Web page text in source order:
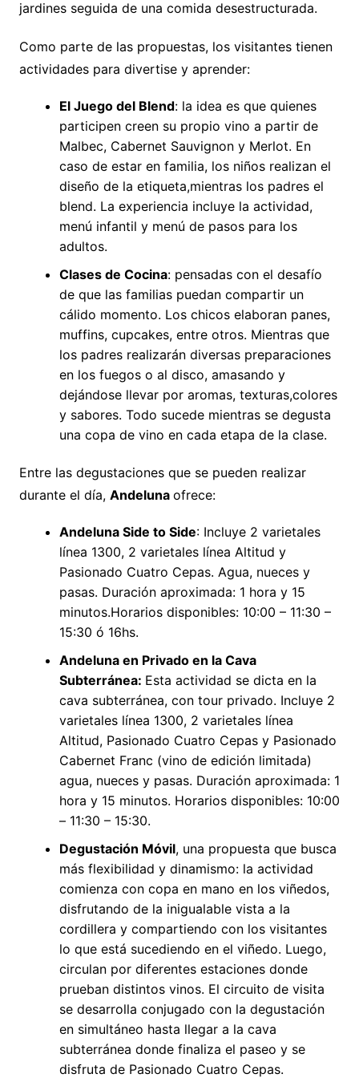
jardines seguida de una comida desestructurada.
Como parte de las propuestas, los visitantes tienen
actividades para divertise y aprender:
El Juego del Blend: la idea es que quienes
participen creen su propio vino a partir de
Malbec, Cabernet Sauvignon y Merlot. En
caso de estar en familia, los niños realizan el
diseño de la etiqueta,mientras los padres el
blend. La experiencia incluye la actividad,
menú infantil y menú de pasos para los
adultos.
Clases de Cocina: pensadas con el desafío
de que las familias puedan compartir un
cálido momento. Los chicos elaboran panes,
muffins, cupcakes, entre otros. Mientras que
los padres realizarán diversas preparaciones
en los fuegos o al disco, amasando y
dejándose llevar por aromas, texturas,colores
y sabores. Todo sucede mientras se degusta
una copa de vino en cada etapa de la clase.
Entre las degustaciones que se pueden realizar
durante el día, Andeluna ofrece:
Andeluna Side to Side: Incluye 2 varietales
línea 1300, 2 varietales línea Altitud y
Pasionado Cuatro Cepas. Agua, nueces y
pasas. Duración aproximada: 1 hora y 15
minutos.Horarios disponibles: 10:00 – 11:30 –
15:30 ó 16hs.
Andeluna en Privado en la Cava
Subterránea: Esta actividad se dicta en la
cava subterránea, con tour privado. Incluye 2
varietales línea 1300, 2 varietales línea
Altitud, Pasionado Cuatro Cepas y Pasionado
Cabernet Franc (vino de edición limitada)
agua, nueces y pasas. Duración aproximada: 1
hora y 15 minutos. Horarios disponibles: 10:00
– 11:30 – 15:30.
Degustación Móvil, una propuesta que busca
más flexibilidad y dinamismo: la actividad
comienza con copa en mano en los viñedos,
disfrutando de la inigualable vista a la
cordillera y compartiendo con los visitantes
lo que está sucediendo en el viñedo. Luego,
circulan por diferentes estaciones donde
prueban distintos vinos. El circuito de visita
se desarrolla conjugado con la degustación
en simultáneo hasta llegar a la cava
subterránea donde finaliza el paseo y se
disfruta de Pasionado Cuatro Cepas.